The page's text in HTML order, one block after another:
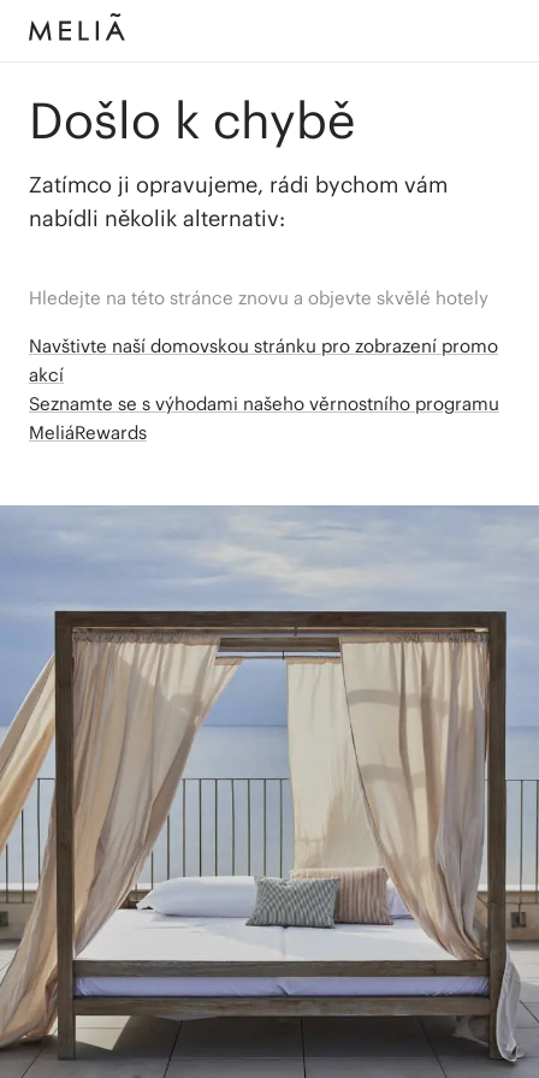
Došlo k chybě
Zatímco ji opravujeme, rádi bychom vám
nabídli několik alternativ:
Hledejte na této stránce znovu a objevte skvělé hotely
Navštivte naší domovskou stránku pro zobrazení promo
akcí
Seznamte se s výhodami našeho věrnostního programu
MeliáRewards